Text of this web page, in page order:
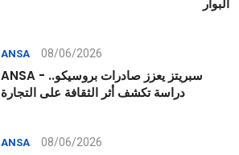
البوار
ANSA 08/06/2026
ANSA - سبريتز يعزز صادرات بروسيكو..
دراسة تكشف أثر الثقافة على التجارة
ANSA 08/06/2026